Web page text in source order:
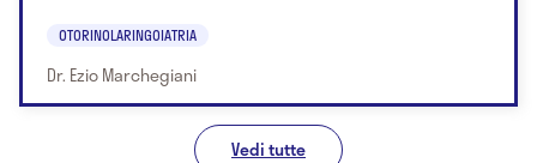
OTORINOLARINGOIATRIA
Dr. Ezio Marchegiani
Vedi tutte